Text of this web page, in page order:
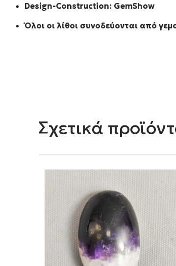
Design-Construction: GemShow
Όλοι οι λίθοι συνοδεύονται από
Σχετικά